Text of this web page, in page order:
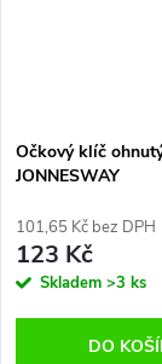
Očkový klíč
JONNESWAY
101,65 Kč bez DPH
123 Kč
Skladem >3 ks
DO